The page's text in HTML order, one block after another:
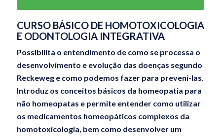
CURSO BÁSICO DE HOMOTOXICOLOGIA
E ODONTOLOGIA INTEGRATIVA
Possibilita o entendimento de como se processa o
desenvolvimento e evolução das doenças segundo
Reckeweg e como podemos fazer para preveni-las.
Introduz os conceitos básicos da homeopatia para
não homeopatas e permite entender como utilizar
os medicamentos homeopáticos complexos da
homotoxicologia, bem como desenvolver um